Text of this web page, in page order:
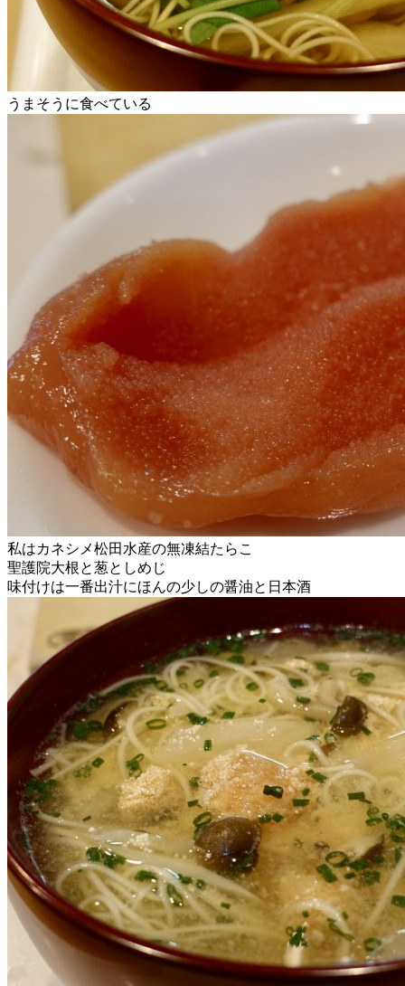
うまそうに食べている
私はカネシメ松田水産の無凍結たらこ
聖護院大根と葱としめじ
味付けは一番出汁にほんの少しの醤油と日本酒